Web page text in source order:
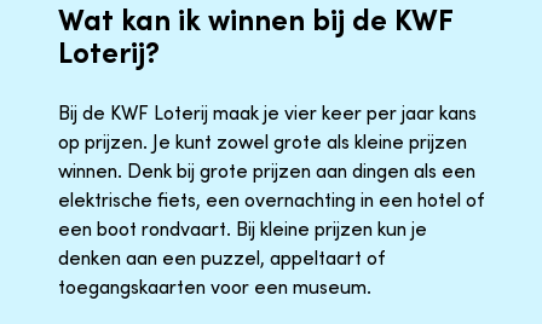
Wat kan ik winnen bij de KWF
Loterij?
Bij de KWF Loterij maak je vier keer per jaar kans
op prijzen. Je kunt zowel grote als kleine prijzen
winnen. Denk bij grote prijzen aan dingen als een
elektrische fiets, een overnachting in een hotel of
een boot rondvaart. Bij kleine prijzen kun je
denken aan een puzzel, appeltaart of
toegangskaarten voor een museum.